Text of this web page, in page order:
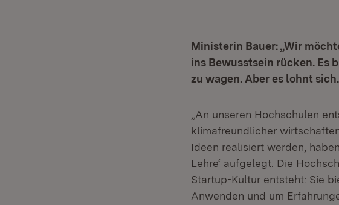
Ministerin Bauer: „Wir
ins Bewusstsein rücken. Es
zu wagen. Aber es lohnt
„An unseren Hochschulen
klimafreundlicher
Ideen realisiert werden,
Lehre‘ aufgelegt. Die
Startup-Kultur entsteht: Sie
Anwenden und um